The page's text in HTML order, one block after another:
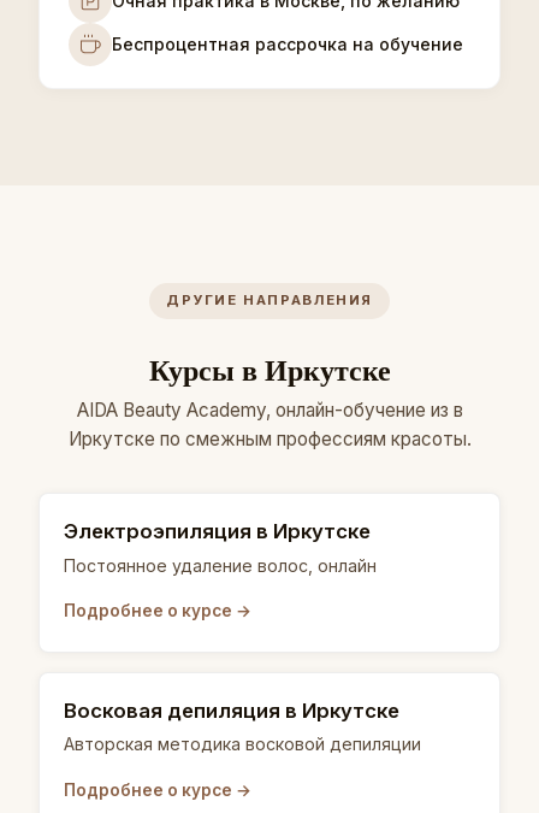
Беспроцентная рассрочка на обучение
ДРУГИЕ НАПРАВЛЕНИЯ
Курсы в Иркутске
AIDA Beauty Academy, онлайн-обучение из в
Иркутске по смежным профессиям красоты.
Электроэпиляция в Иркутске
Постоянное удаление волос, онлайн
Подробнее о курсе →
Восковая депиляция в Иркутске
Авторская методика восковой депиляции
Подробнее о курсе →